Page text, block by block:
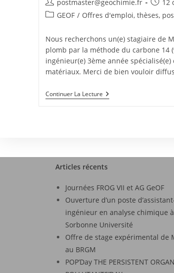
postmaster@geochimie.fr
12
GEOF / Offres d'emploi, thèses,
Nous recherchons un(e) stagiaire de
plomb par la méthode du carbone 14
ingénieur(e) 3ème année
matériaux. Merci de bien vouloir
Continuer La Lecture
Articles récents
Journées FROG VII et AG GeOF
Ouverture d’un poste
ingénieur en analyse chimique à
Sorbonne Université
Offre de stage expérimental de
au BRGM
POP’Day THE PERSISTENT